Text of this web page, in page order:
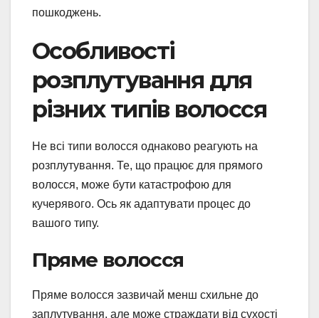
пошкоджень.
Особливості
розплутування для
різних типів волосся
Не всі типи волосся однаково реагують на
розплутування. Те, що працює для прямого
волосся, може бути катастрофою для
кучерявого. Ось як адаптувати процес до
вашого типу.
Пряме волосся
Пряме волосся зазвичай менш схильне до
заплутування, але може страждати від сухості